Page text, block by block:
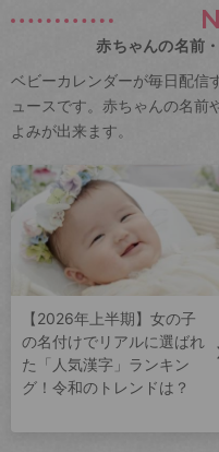
赤ちゃんの名前
ベビーカレンダーが毎日配信
ュースです。赤ちゃんの名前
よみが出来ます。
【2026年上半期】女の子
の名付けでリアルに選ばれ
た「人気漢字」ランキン
グ！令和のトレンドは？